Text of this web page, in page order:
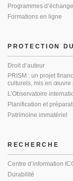
PROTECTION
Droit d’auteur
PRISM : un projet
culturels, mis en œuvre
L’Observatoire
Planification et
Patrimoine immatériel
Programmes d’échange
Formations en ligne
RECHERCHE
Centre d’information
Durabilité